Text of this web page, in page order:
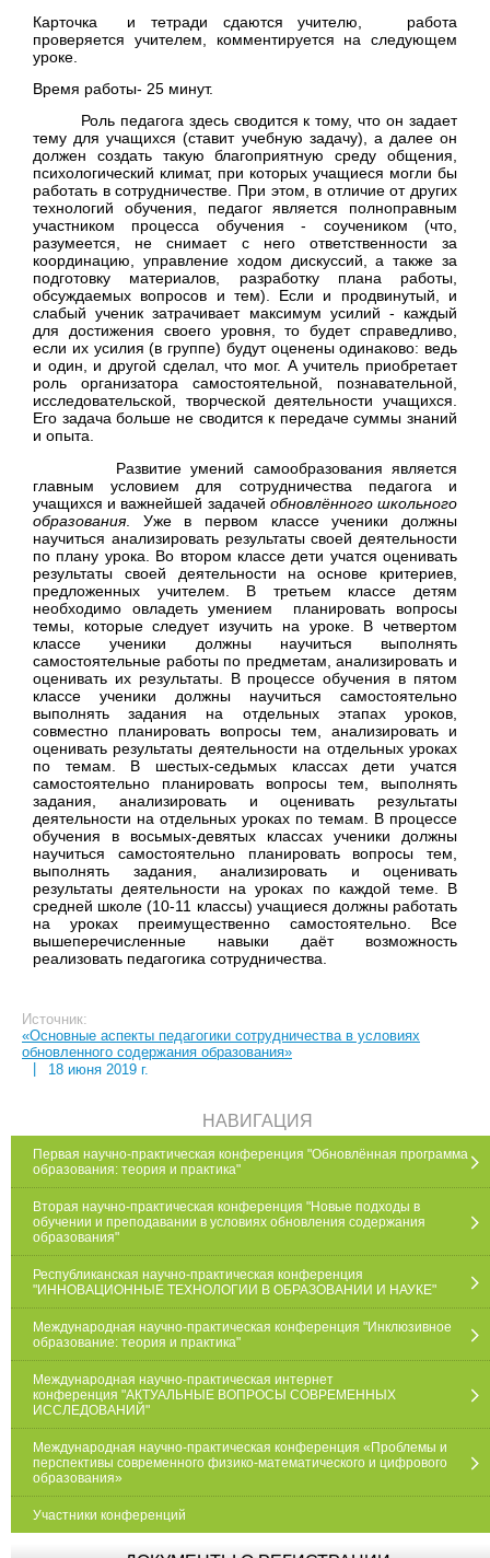
Карточка и тетради сдаются учителю, работа
проверяется учителем, комментируется на следующем
уроке.
Время работы- 25 минут.
Роль педагога здесь сводится к тому, что он задает
тему для учащихся (ставит учебную задачу), а далее он
должен создать такую благоприятную среду общения,
психологический климат, при которых учащиеся могли бы
работать в сотрудничестве. При этом, в отличие от других
технологий обучения, педагог является полноправным
участником процесса обучения - соучеником (что,
разумеется, не снимает с него ответственности за
координацию, управление ходом дискуссий, а также за
подготовку материалов, разработку плана работы,
обсуждаемых вопросов и тем). Если и продвинутый, и
слабый ученик затрачивает максимум усилий - каждый
для достижения своего уровня, то будет справедливо,
если их усилия (в группе) будут оценены одинаково: ведь
и один, и другой сделал, что мог. А учитель приобретает
роль организатора самостоятельной, познавательной,
исследовательской, творческой деятельности учащихся.
Его задача больше не сводится к передаче суммы знаний
и опыта.
Развитие умений самообразования является
главным условием для сотрудничества педагога и
учащихся и важнейшей задачей обновлённого школьного
образования. Уже в первом классе ученики должны
научиться анализировать результаты своей деятельности
по плану урока. Во втором классе дети учатся оценивать
результаты своей деятельности на основе критериев,
предложенных учителем. В третьем классе детям
необходимо овладеть умением планировать вопросы
темы, которые следует изучить на уроке. В четвертом
классе ученики должны научиться выполнять
самостоятельные работы по предметам, анализировать и
оценивать их результаты. В процессе обучения в пятом
классе ученики должны научиться самостоятельно
выполнять задания на отдельных этапах уроков,
совместно планировать вопросы тем, анализировать и
оценивать результаты деятельности на отдельных уроках
по темам. В шестых-седьмых классах дети учатся
самостоятельно планировать вопросы тем, выполнять
задания, анализировать и оценивать результаты
деятельности на отдельных уроках по темам. В процессе
обучения в восьмых-девятых классах ученики должны
научиться самостоятельно планировать вопросы тем,
выполнять задания, анализировать и оценивать
результаты деятельности на уроках по каждой теме. В
средней школе (10-11 классы) учащиеся должны работать
на уроках преимущественно самостоятельно. Все
вышеперечисленные навыки даёт возможность
реализовать педагогика сотрудничества.
Источник:
«Основные аспекты педагогики сотрудничества в условиях
обновленного содержания образования»
18 июня 2019 г.
НАВИГАЦИЯ
Первая научно-практическая конференция "Обновлённая программа
образования: теория и практика"
Вторая научно-практическая конференция "Новые подходы в
обучении и преподавании в условиях обновления содержания
образования"
Республиканская научно-практическая конференция
"ИННОВАЦИОННЫЕ ТЕХНОЛОГИИ В ОБРАЗОВАНИИ И НАУКЕ"
Международная научно-практическая конференция "Инклюзивное
образование: теория и практика"
Международная научно-практическая интернет
конференция "АКТУАЛЬНЫЕ ВОПРОСЫ СОВРЕМЕННЫХ
ИССЛЕДОВАНИЙ"
Международная научно-практическая конференция «Проблемы и
перспективы современного физико-математического и цифрового
образования»
Участники конференций